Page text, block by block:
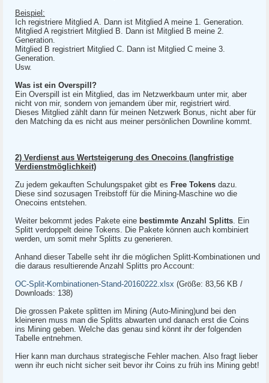
Beispiel:
Ich registriere Mitglied A. Dann ist Mitglied A meine 1. Generation.
Mitglied A registriert Mitglied B. Dann ist Mitglied B meine 2.
Generation.
Mitglied B registriert Mitglied C. Dann ist Mitglied C meine 3.
Generation.
Usw.
Was ist ein Overspill?
Ein Overspill ist ein Mitglied, das im Netzwerkbaum unter mir, aber
nicht von mir, sondern von jemandem über mir, registriert wird.
Dieses Mitglied zählt dann für meinen Netzwerk Bonus, nicht aber für
den Matching da es nicht aus meiner persönlichen Downline kommt.
2) Verdienst aus Wertsteigerung des Onecoins (langfristige
Verdienstmöglichkeit)
Zu jedem gekauften Schulungspaket gibt es Free Tokens dazu.
Diese sind sozusagen Treibstoff für die Mining-Maschine wo die
Onecoins entstehen.
Weiter bekommt jedes Pakete eine bestimmte Anzahl Splitts. Ein
Splitt verdoppelt deine Tokens. Die Pakete können auch kombiniert
werden, um somit mehr Splitts zu generieren.
Anhand dieser Tabelle seht ihr die möglichen Splitt-Kombinationen und
die daraus resultierende Anzahl Splitts pro Account:
OC-Split-Kombinationen-Stand-20160222.xlsx (Größe: 83,56 KB /
Downloads: 138)
Die grossen Pakete splitten im Mining (Auto-Mining)und bei den
kleineren muss man die Splitts abwarten und danach erst die Coins
ins Mining geben. Welche das genau sind könnt ihr der folgenden
Tabelle entnehmen.
Hier kann man durchaus strategische Fehler machen. Also fragt lieber
wenn ihr euch nicht sicher seit bevor ihr Coins zu früh ins Mining gebt!